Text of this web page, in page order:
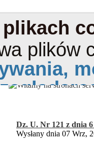
Dz. U. Nr 121 z dnia
Wysłany dnia 07 Wrz,